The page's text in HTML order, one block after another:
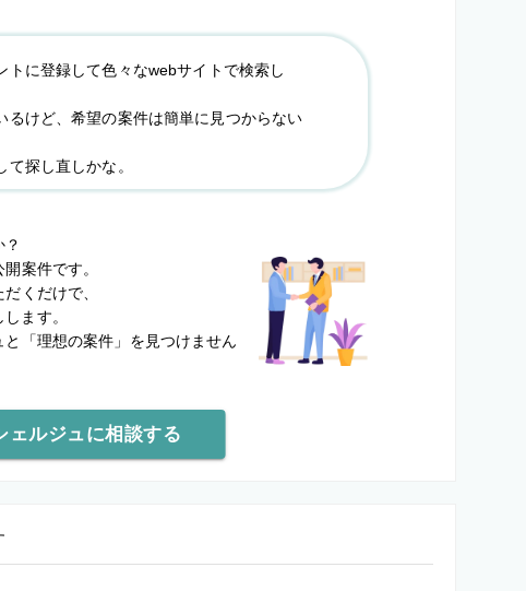
トに登録して色々なwebサイトで検索し
るけど、希望の案件は簡単に見つからない
て探し直しかな。
案件です。
くだけで、
ます。
「理想の案件」を見つけません
ェルジュに相談する